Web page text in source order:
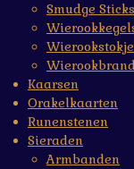
Smudge Sticks
Kaarsen
Orakelkaarten
Runenstenen
Sieraden
Armbanden